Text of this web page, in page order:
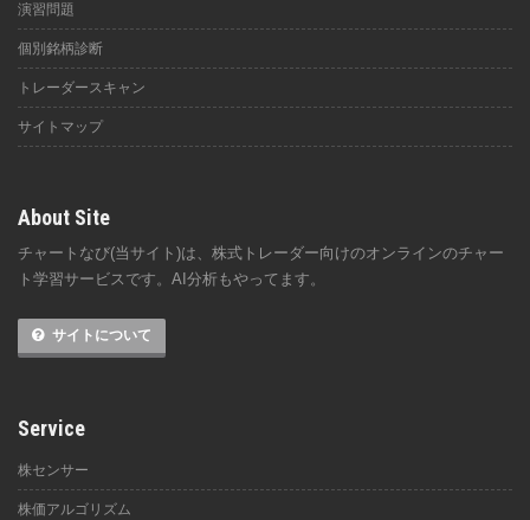
演習問題
個別銘柄診断
トレーダースキャン
サイトマップ
About Site
チャートなび(当サイト)は、株式トレーダー向けのオンラインのチャー
ト学習サービスです。AI分析もやってます。
サイトについて
Service
株センサー
株価アルゴリズム